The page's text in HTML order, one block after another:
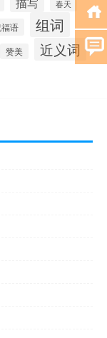
春天
语 组词
赞美 近义词